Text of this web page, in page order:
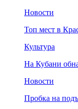
Новости
Топ мест в
Культура
На Кубани
Новости
Пробка на